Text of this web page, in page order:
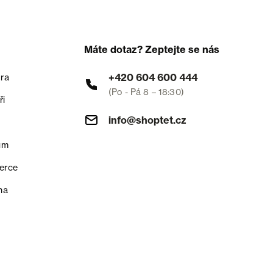
Máte dotaz? Zeptejte se nás
+420 604 600 444
(Po - Pá 8 – 18:30)
info@shoptet.cz